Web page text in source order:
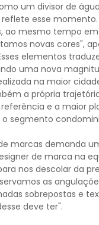
um divisor de
reflete esse
ao mesmo tempo
novas cores",
elementos
uma nova
na maior
a própria
e a maior
segmento
marcas demanda
de marca na
nos descolar da
as
sobrepostas e
deve ter".